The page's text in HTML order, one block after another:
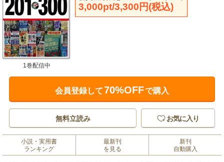
3,000pt/3,300円(税込)
1巻配信中
会員登録して70%OFFで購入
無料立読み お気に入り
小説・実用書
ランキング
最新刊
を見る
新刊
自動購入